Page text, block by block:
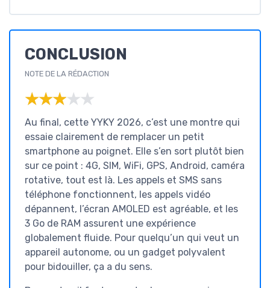
CONCLUSION
NOTE DE LA RÉDACTION
★★★★★
★★★★★
Au final, cette YYKY 2026, c’est une montre qui
essaie clairement de remplacer un petit
smartphone au poignet. Elle s’en sort plutôt bien
sur ce point : 4G, SIM, WiFi, GPS, Android, caméra
rotative, tout est là. Les appels et SMS sans
téléphone fonctionnent, les appels vidéo
dépannent, l’écran AMOLED est agréable, et les
3 Go de RAM assurent une expérience
globalement fluide. Pour quelqu’un qui veut un
appareil autonome, ou un gadget polyvalent
pour bidouiller, ça a du sens.